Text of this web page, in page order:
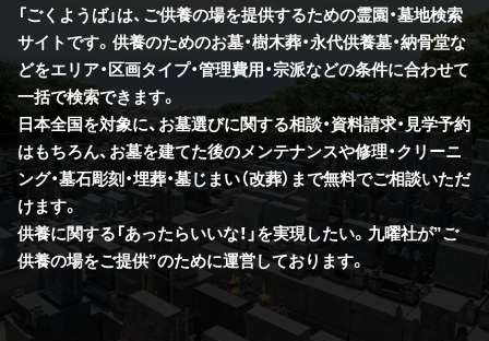
「ごくようば」は、ご供養の場を提供するための霊園・墓地検索
サイトです。供養のためのお墓・樹木葬・永代供養墓・納骨堂な
どをエリア・区画タイプ・管理費用・宗派などの条件に合わせて
一括で検索できます。
日本全国を対象に、お墓選びに関する相談・資料請求・見学予約
はもちろん、お墓を建てた後のメンテナンスや修理・クリーニ
ング・墓石彫刻・埋葬・墓じまい（改葬）まで無料でご相談いただ
けます。
供養に関する「あったらいいな！」を実現したい。九曜社が”ご
供養の場をご提供”のために運営しております。